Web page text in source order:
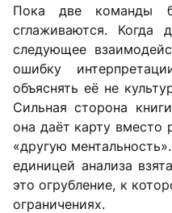
Пока две команды
сглаживаются. Когда
следующее
ошибку
объяснять её не
Сильная сторона
она даёт карту вместо
«другую
единицей анализа
это огрубление, к
ограничениях.